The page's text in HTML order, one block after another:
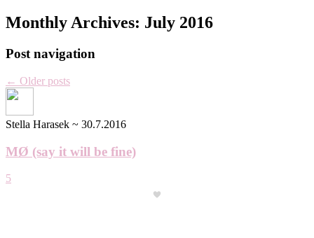
Monthly Archives: July 2016
Post navigation
← Older posts
Stella Harasek ~ 30.7.2016
MØ (say it will be fine)
5